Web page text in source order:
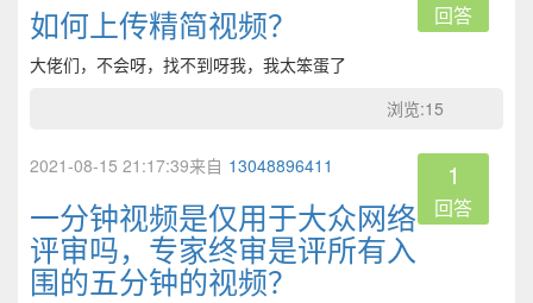
如何上传精简视频？ 回答
大佬们，不会呀，找不到呀我，我太笨蛋了
浏览:15
2021-08-15 21:17:39来自 13048896411
一分钟视频是仅用于大众网络
评审吗，专家终审是评所有入
围的五分钟的视频？
1
回答